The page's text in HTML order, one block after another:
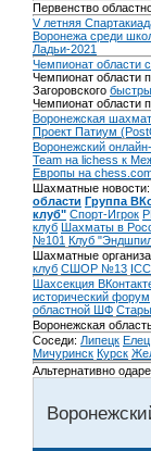
Первенство
V летняя
Воронежа среди
Ладьи-2021
Чемпионат области
Чемпионат области
Загоровского
Чемпионат области
Воронежская
Проект Патиум
Воронежский
Team на lichess к
Европы на
Шахматные новости:
области Группа
клуб" Спорт-Игрок
клуб Шахматы в
№101 Клуб
Шахматные
клуб СШОР №13
Шахсекция
исторический форум
областной ШФ
Воронежская
Соседи: Липецк Елец
Мичуринск Курск
Альтернативно